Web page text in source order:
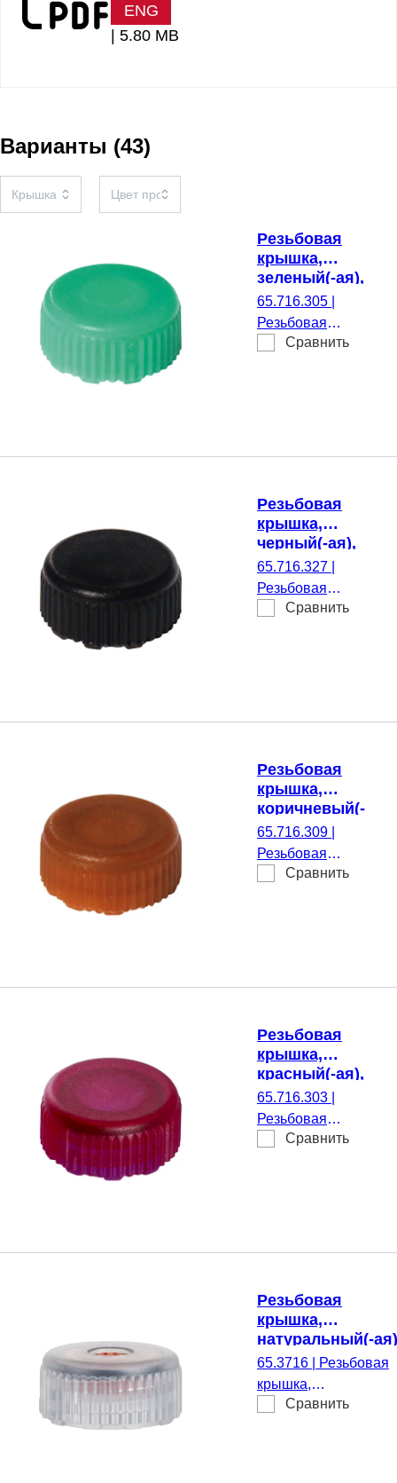
ENG
| 5.80 MB
Варианты (43)
Резьбовая
крышка,
зеленый(-ая),
подходящий
для Резьбовые
микропробирки
65.716.305
Резьбовая
крышка, зеленый(-
Сравнить
Резьбовая
крышка,
черный(-ая),
стерильные,
подходящий
для Резьбовые
микропробирки
65.716.327
Резьбовая
крышка, черный(-
Сравнить
Резьбовая
крышка,
коричневый(-
ая),
подходящий
для Резьбовые
микропробирки
65.716.309
Резьбовая
крышка,
Сравнить
Резьбовая
крышка,
красный(-ая),
подходящий
для Резьбовые
микропробирки
65.716.303
Резьбовая
крышка, красный(-
Сравнить
Резьбовая
крышка,
натуральный(-
подходящий для
Резьбовые
микропробирки
65.3716
Резьбовая
крышка,
натуральный(-ая),
Сравнить